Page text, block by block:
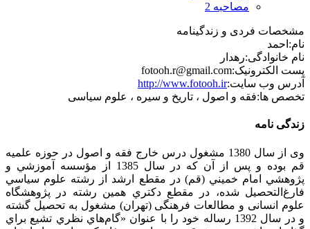
مصاحبه 2
مشخصات فردی و زندگینامه
نام: احمد
نام خانوادگی:رهدار
پست الکترونیک:fotooh.r@gmail.com
آدرس وب سایت:http://www.fotooh.ir
تخصص ها:فقه و اصول ، تاریخ و سیره ، علوم سیاسی
زندگی نامه
وی از سال 1380 مشغول درس خارج فقه و اصول در حوزه علميه
قم بوده و پس از آن كه در سال 1385 از مؤسسه آموزشي و
پژوهشي امام خميني (قم) در مقطع ارشد از رشته علوم سياسي
فارغ‌التحصيل شده، در مقطع دكتري همين رشته در پژوهشگاه
علوم انسانی و مطالعات فرهنگی (تهران) مشغول به تحصيل گشته
و در سال 1392 رساله خود را با عنوان «گام‌هاي نظري تشيع براي